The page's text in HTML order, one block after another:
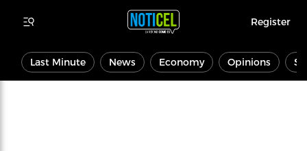
Register
Last Minute News Economy Opinions